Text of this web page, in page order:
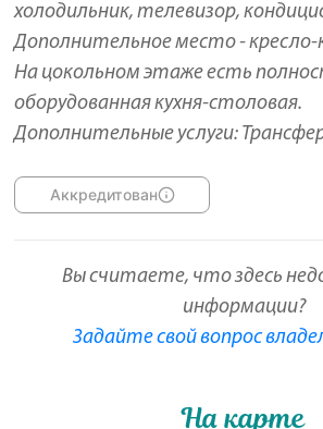
холодильник, телевизор,
Дополнительное место -
На цокольном этаже есть
оборудованная кухня-столовая.
Дополнительные услуги:
Аккредитован
Вы считаете, что здесь
информации?
Задайте свой вопрос
На карте